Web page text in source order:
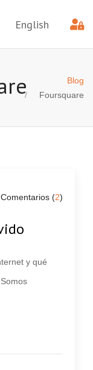
English
Blog
Foursquare
Comentarios (2)
y qué